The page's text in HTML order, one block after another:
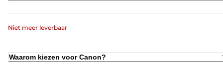
Niet meer leverbaar
Waarom kiezen voor Canon?